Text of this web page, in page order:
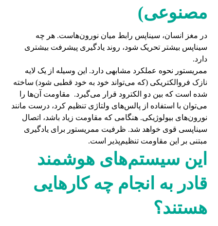
مصنوعی)
در مغز انسان، سیناپس رابط میان نورون‌هاست. هر چه
سیناپس بیشتر تحریک شود، روند یادگیری پیشرفت بیشتری
دارد.
ممریستور نحوه عملکرد مشابهی دارد. این وسیله از یک لایه
نازک فروالکتریکی (که می‌تواند خود به خود قطبی شود) ساخته
شده است که بین دو الکترود قرار می‌گیرد. مقاومت آن‌ها را
می‌توان با استفاده از پالس‌های ولتاژی تنظیم کرد، درست مانند
نورون‌های بیولوژیکی. هنگامی که مقاومت زیاد باشد، اتصال
سیناپسی قوی خواهد شد. ظرفیت ممریستور برای یادگیری
مبتنی بر این مقاومت تنظیم‌پذیر است.
این سیستم‌های هوشمند
قادر به انجام چه کارهایی
هستند؟